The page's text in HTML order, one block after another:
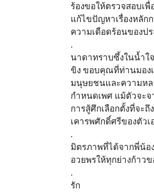
ร้องขอให้ตรวจสอบเ
แก้ไขปัญหาเรื่องหลัก
ความเดือดร้อนของป
.
นาดาทราบซึ้งในน้ำใ
ขิง ขอบคุณที่ท่านมอง
มนุษยชนและความหล
กำหนดเพศ แม้ตัวจะ
การสู้ศึกเลือกตั้งที่จะ
เคารพศักดิ์ศรีของตัว
.
มิตรภาพที่ได้จากพี่น้อ
อวยพรให้ทุกย่างก้าว
.
รัก